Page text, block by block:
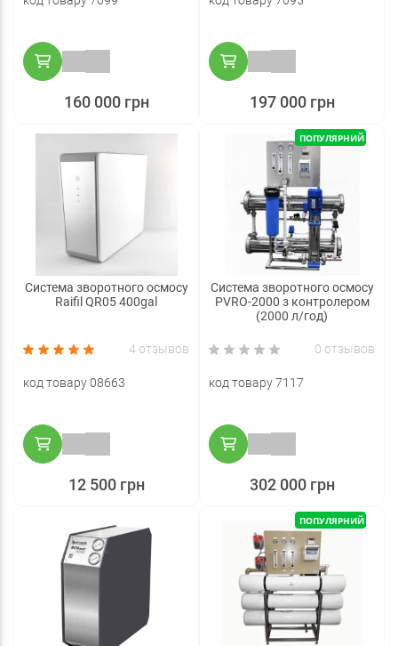
160 000 грн 197 000 грн
Система зворотного осмосу
Raifil QR05 400gal
4 отзывов
код товару 08663
12 500 грн
ПОПУЛЯРНИЙ
Система зворотного осмосу
PVRO-2000 з контролером
(2000 л/год)
0 отзывов
код товару 7117
302 000 грн
ПОПУЛЯРНИЙ